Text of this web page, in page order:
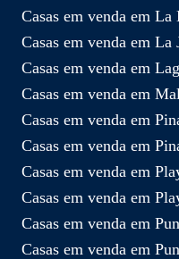
Casas em venda em La
Casas em venda em La
Casas em venda em
Casas em venda em
Casas em venda em
Casas em venda em
Casas em venda em
Casas em venda em
Casas em venda em
Casas em venda em